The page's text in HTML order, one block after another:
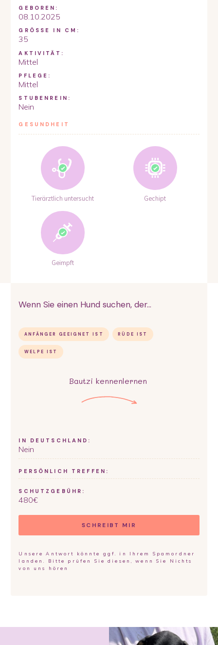
GEBOREN:
08.10.2025
GRÖSSE IN CM:
35
AKTIVITÄT:
Mittel
PFLEGE:
Mittel
STUBENREIN:
Nein
GESUNDHEIT
Tierärztlich untersucht Gechipt
Geimpft
Wenn Sie einen Hund suchen, der...
ANFÄNGER GEEIGNET IST RÜDE IST
WELPE IST
Bautzi kennenlernen
IN DEUTSCHLAND:
Nein
PERSÖNLICH TREFFEN:
SCHUTZGEBÜHR:
480€
SCHREIBT MIR
Unsere Antwort könnte ggf. in Ihrem Spamordner
landen. Bitte prüfen Sie diesen, wenn Sie Nichts
von uns hören